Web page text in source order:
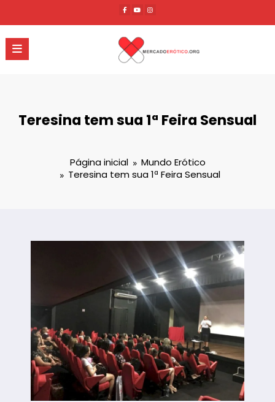
o
conteúdo
Teresina tem sua 1ª Feira Sensual
Página inicial
Mundo Erótico
Teresina tem sua 1ª Feira Sensual